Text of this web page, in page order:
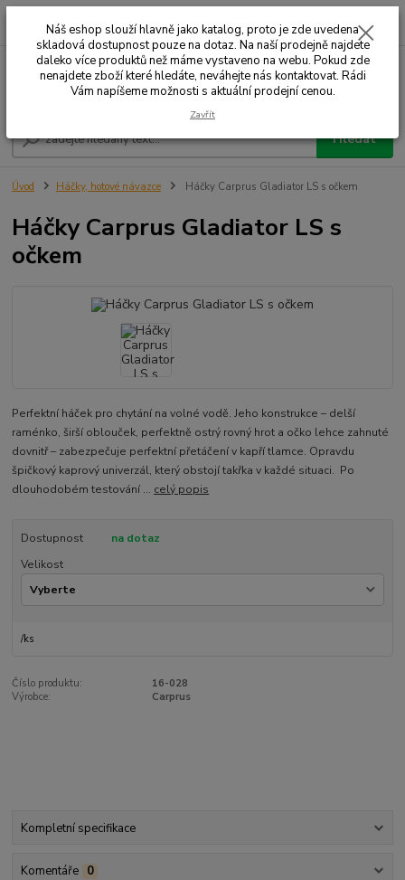
Menu
Hledat
+420 732 707 573 za
Úvod Háčky, hotové návazce Háčky Carprus Gladiator LS s očkem
Háčky Carprus Gladiator LS s
očkem
Perfektní háček pro chytání na volné vodě. Jeho konstrukce – delší
raménko, širší oblouček, perfektně ostrý rovný hrot a očko lehce zahnuté
dovnitř – zabezpečuje perfektní přetáčení v kapří tlamce. Opravdu
špičkový kaprový univerzál, který obstojí takřka v každé situaci. Po
dlouhodobém testování ... celý popis
Dostupnost
na dotaz
Velikost
/ks
Číslo produktu:
16-028
Výrobce:
Carprus
Kompletní specifikace
Komentáře 0
Náš eshop slouží hlavně jako katalog, proto je zde uvedena
skladová dostupnost pouze na dotaz. Na naší prodejně najdete
daleko více produktů než máme vystaveno na webu. Pokud zde
nenajdete zboží které hledáte, neváhejte nás kontaktovat. Rádi
Vám napíšeme možnosti s aktuální prodejní cenou.
Zavřít